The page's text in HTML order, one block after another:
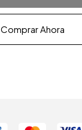
Comprar Ahora